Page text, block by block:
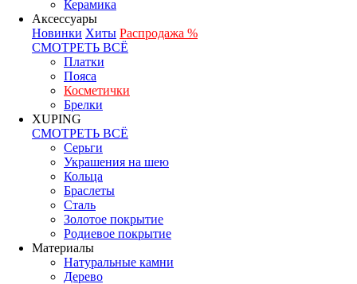
Керамика
Аксессуары
Новинки Хиты Распродажа %
СМОТРЕТЬ ВСЁ
Платки
Пояса
Косметички
Брелки
XUPING
СМОТРЕТЬ ВСЁ
Серьги
Украшения на шею
Кольца
Браслеты
Сталь
Золотое покрытие
Родиевое покрытие
Материалы
Натуральные камни
Дерево